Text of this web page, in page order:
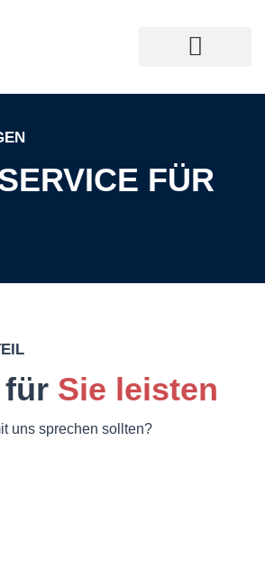
FÜR
für Sie leisten
uns sprechen sollten?